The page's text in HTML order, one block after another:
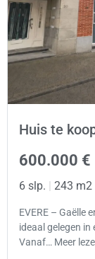
Huis te
600.000 €
6 slp. 243 m2
EVERE – Gaëlle
ideaal gelegen
Vanaf… Meer